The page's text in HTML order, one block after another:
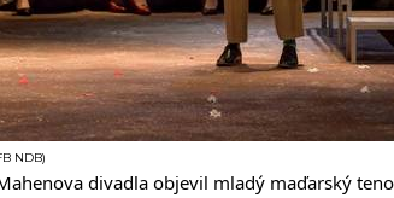
NDB)
divadla objevil mladý maďarský